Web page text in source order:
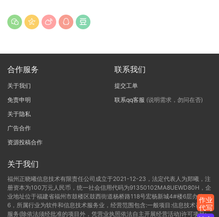
合作服务
关于我们
免责申明
关于隐私
广告合作
资源投稿合作
联系我们
提交工单
联系qq客服 (说明需求，勿问在否)
关于我们
福州正晓曦信息技术有限责任公司成立于2021-12-23，法定代表人为郑曦，注
册资本为100万元人民币，统一社会信用代码为91350102MA8UEWD80H，企
业地址位于福建省福州市鼓楼区鼓西街道杨桥路118号宏杨新城4#楼6层办公C-
6，所属行业为软件和信息技术服务业，经营范围包含:一般项目:信息技术咨询
服务(除依法须经批准的项目外，凭营业执照依法自主开展经营活动)许可项目:
作业
代写